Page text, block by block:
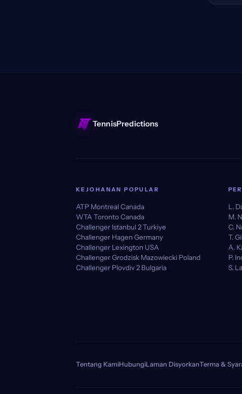
TennisPredictions
KEJOHANAN POPULAR
ATP Montreal Canada
WTA Toronto Canada
Challenger Istanbul 2 Turkiye
Challenger Hagen Germany
Challenger Lexington USA
Challenger Grodzisk Mazowiecki Poland
Challenger Plovdiv 2 Bulgaria
L.
M.
C.
T.
A.
P.
S.
Tentang KamiHubungiLaman DisyorkanTerma &